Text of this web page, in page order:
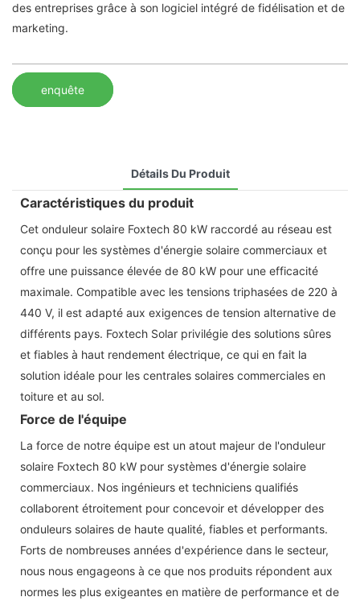
des entreprises grâce à son logiciel intégré de fidélisation et de
marketing.
enquête
Détails Du Produit
Caractéristiques du produit
Cet onduleur solaire Foxtech 80 kW raccordé au réseau est
conçu pour les systèmes d'énergie solaire commerciaux et
offre une puissance élevée de 80 kW pour une efficacité
maximale. Compatible avec les tensions triphasées de 220 à
440 V, il est adapté aux exigences de tension alternative de
différents pays. Foxtech Solar privilégie des solutions sûres
et fiables à haut rendement électrique, ce qui en fait la
solution idéale pour les centrales solaires commerciales en
toiture et au sol.
Force de l'équipe
La force de notre équipe est un atout majeur de l'onduleur
solaire Foxtech 80 kW pour systèmes d'énergie solaire
commerciaux. Nos ingénieurs et techniciens qualifiés
collaborent étroitement pour concevoir et développer des
onduleurs solaires de haute qualité, fiables et performants.
Forts de nombreuses années d'expérience dans le secteur,
nous nous engageons à ce que nos produits répondent aux
normes les plus exigeantes en matière de performance et de